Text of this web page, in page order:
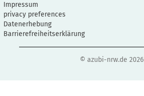
Impressum
privacy preferences
Datenerhebung
Barrierefreiheitserklärung
© azubi-nrw.de 2026